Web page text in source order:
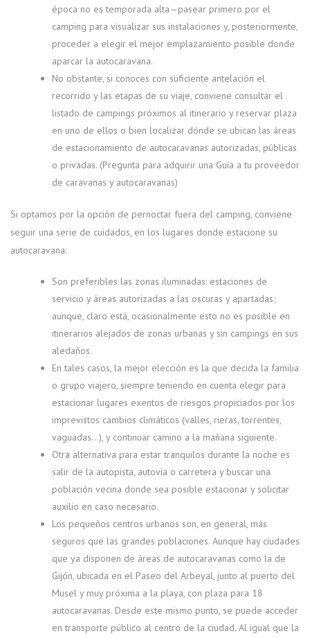
época no es temporada alta—pasear primero por el
camping para visualizar sus instalaciones y, posteriormente,
proceder a elegir el mejor emplazamiento posible donde
aparcar la autocaravana.
No obstante, si conoces con suficiente antelación el
recorrido y las etapas de su viaje, conviene consultar el
listado de campings próximos al itinerario y reservar plaza
en uno de ellos o bien localizar dónde se ubican las áreas
de estacionamiento de autocaravanas autorizadas, públicas
o privadas. (Pregunta para adquirir una Guía a tu proveedor
de caravanas y autocaravanas)
Si optamos por la opción de pernoctar fuera del camping, conviene
seguir una serie de cuidados, en los lugares donde estacione su
autocaravana:
Son preferibles las zonas iluminadas: estaciones de
servicio y áreas autorizadas a las oscuras y apartadas;
aunque, claro está, ocasionalmente esto no es posible en
itinerarios alejados de zonas urbanas y sin campings en sus
aledaños.
En tales casos, la mejor elección es la que decida la familia
o grupo viajero, siempre teniendo en cuenta elegir para
estacionar lugares exentos de riesgos propiciados por los
imprevistos cambios climáticos (valles, rieras, torrentes,
vaguadas…), y continuar camino a la mañana siguiente.
Otra alternativa para estar tranquilos durante la noche es
salir de la autopista, autovía o carretera y buscar una
población vecina donde sea posible estacionar y solicitar
auxilio en caso necesario.
Los pequeños centros urbanos son, en general, más
seguros que las grandes poblaciones. Aunque hay ciudades
que ya disponen de áreas de autocaravanas como la de
Gijón, ubicada en el Paseo del Arbeyal, junto al puerto del
Musel y muy próxima a la playa, con plaza para 18
autocaravanas. Desde este mismo punto, se puede acceder
en transporte público al centro de la ciudad. Al igual que la